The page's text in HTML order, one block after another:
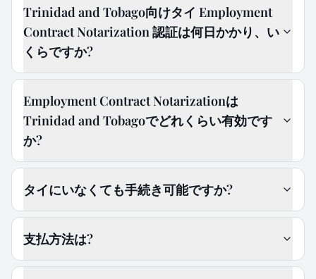
Trinidad and Tobago向けタイ Employment
Contract Notarization 認証は何日かかり、い
くらですか?
Employment Contract Notarizationは
Trinidad and Tobagoでどれくらい有効です
か?
タイにいなくても手続き可能ですか?
支払方法は?